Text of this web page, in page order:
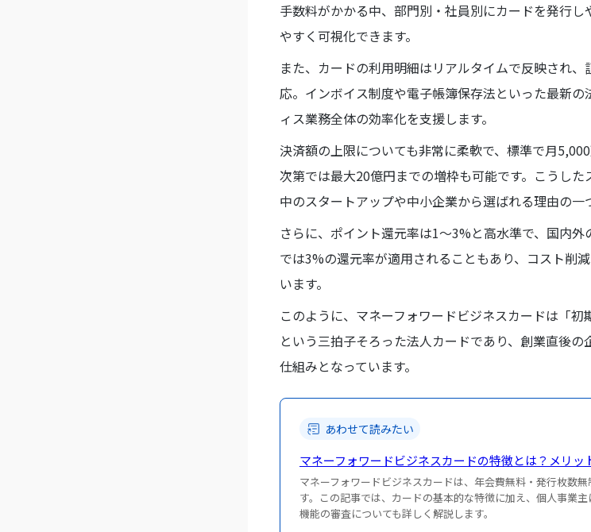
手数料がかかる中、部門別・社員別にカードを発行
やすく可視化できます。
また、カードの利用明細はリアルタイムで反映され
応。インボイス制度や電子帳簿保存法といった最新
ィス業務全体の効率化を支援します。
決済額の上限についても非常に柔軟で、標準で月
次第では最大20億円までの増枠も可能です。こうし
中のスタートアップや中小企業から選ばれる理由の一
さらに、ポイント還元率は1〜3%と高水準で、国内
では3%の還元率が適用されることもあり、コスト削
います。
このように、マネーフォワードビジネスカードは「初
という三拍子そろった法人カードであり、創業直後
仕組みとなっています。
あわせて読みたい
マネーフォワードビジネスカードの特徴とは？メリッ
マネーフォワードビジネスカードは、年会費無料・発行枚数
す。この記事では、カードの基本的な特徴に加え、個人事業
機能の審査についても詳しく解説します。